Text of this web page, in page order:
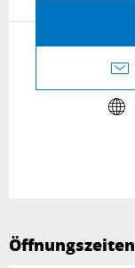
Öffnungszeiten